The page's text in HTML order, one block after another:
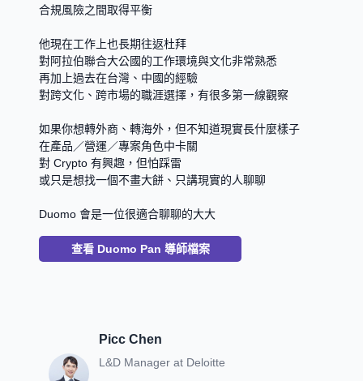
合規風險之間取得平衡
他現在工作上也長期往返杜拜
對阿拉伯聯合大公國的工作環境與文化非常熟悉
再加上過去在台灣、中國的經驗
對跨文化、跨市場的職涯選擇，有很多第一線觀察
如果你想轉外商、轉海外，但不知道現實長什麼樣子
在產品／營運／專案角色中卡關
對 Crypto 有興趣，但怕踩雷
或只是想找一個不畫大餅、只講現實的人聊聊
Duomo 會是一位很適合聊聊的大大
查看 Duomo Pan 導師檔案
Picc Chen
L&D Manager at Deloitte